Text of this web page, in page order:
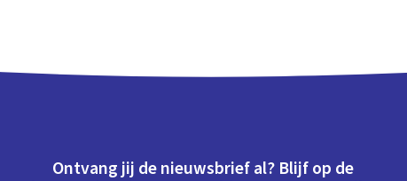
Ontvang jij de nieuwsbrief al? Blijf op de